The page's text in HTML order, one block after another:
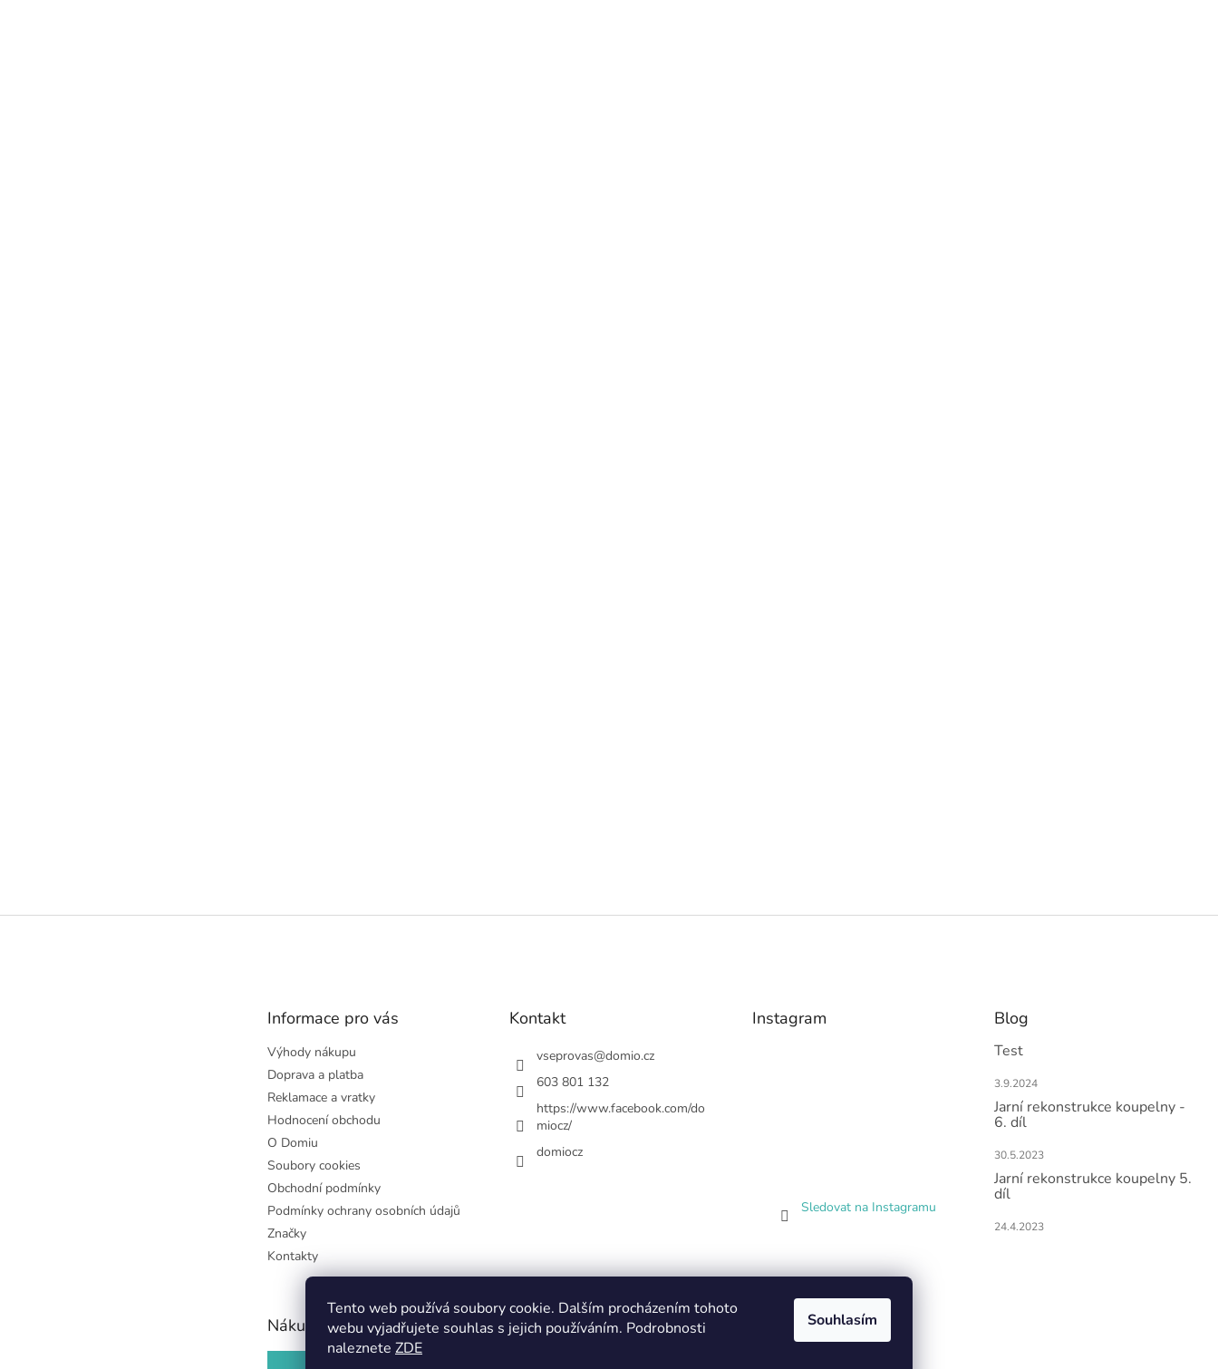
Tento web používá soubory cookie. Dalším procházením tohoto
webu vyjadřujete souhlas s jejich používáním. Podrobnosti
naleznete ZDE
Souhlasím
Z
Informace pro vás
Výhody nákupu
Doprava a platba
Reklamace a vratky
Hodnocení obchodu
O Domiu
Soubory cookies
Obchodní podmínky
Podmínky ochrany osobních údajů
Značky
Kontakty
Kontakt
vseprovas@domio.cz
603 801 132
https://www.facebook.com/do
miocz/
domiocz
Instagram
Sledovat na Instagramu
Blog
Test
3.9.2024
Jarní rekonstrukce koupelny -
6. díl
30.5.2023
Jarní rekonstrukce koupelny 5.
díl
24.4.2023
Nákupní košík